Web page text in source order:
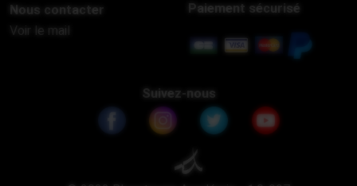
Nous contacter
Voir le mail
Paiement sécurisé
Suivez-nous